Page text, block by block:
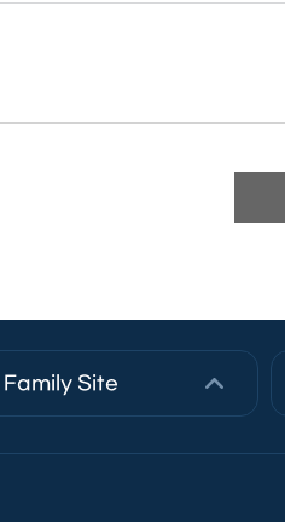
Family Site